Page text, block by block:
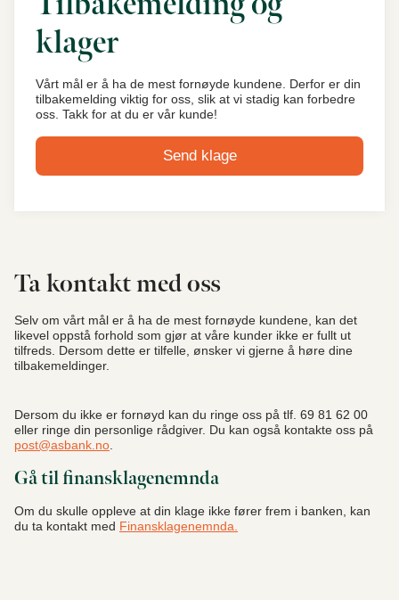
klager
Vårt mål er å ha de mest fornøyde kundene. Derfor er din
tilbakemelding viktig for oss, slik at vi stadig kan forbedre
oss. Takk for at du er vår kunde!
Send klage
Ta kontakt med oss
Selv om vårt mål er å ha de mest fornøyde kundene, kan det
likevel oppstå forhold som gjør at våre kunder ikke er fullt ut
tilfreds. Dersom dette er tilfelle, ønsker vi gjerne å høre dine
tilbakemeldinger.
Dersom du ikke er fornøyd kan du ringe oss på tlf. 69 81 62 00
eller ringe din personlige rådgiver. Du kan også kontakte oss på
post@asbank.no
Gå til finansklagenemnda
Om du skulle oppleve at din klage ikke fører frem i banken, kan
du ta kontakt med Finansklagenemnda.